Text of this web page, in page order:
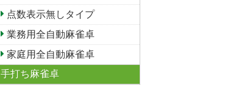
点数表示無しタイプ
業務用全自動麻雀卓
家庭用全自動麻雀卓
手打ち麻雀卓